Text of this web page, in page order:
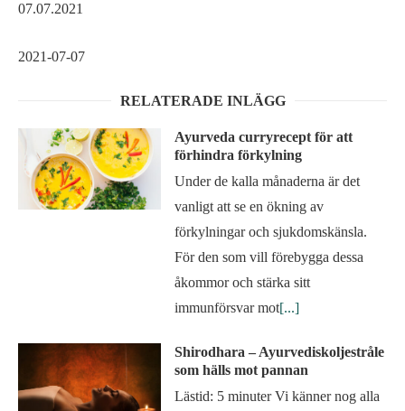
07.07.2021
2021-07-07
RELATERADE INLÄGG
Ayurveda curryrecept för att
förhindra förkylning
Under de kalla månaderna är det
vanligt att se en ökning av
förkylningar och sjukdomskänsla.
För den som vill förebygga dessa
åkommor och stärka sitt
immunförsvar mot[...]
Shirodhara – Ayurvediskoljestråle
som hälls mot pannan
Lästid: 5 minuter Vi känner nog alla